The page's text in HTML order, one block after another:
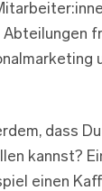
Abteilungen
dass
kannst?
einen